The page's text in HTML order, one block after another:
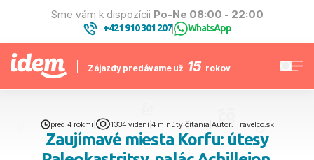
Sme vám k dispozícii Po-Ne 08:00 - 22:00
+421 910 301 207| WhatsApp
Zájazdy predávame už 15 rokov
pred 4 rokmi 1334 videní| 4 minúty čítania Autor: Travelco.sk
Zaujímavé miesta Korfu: útesy